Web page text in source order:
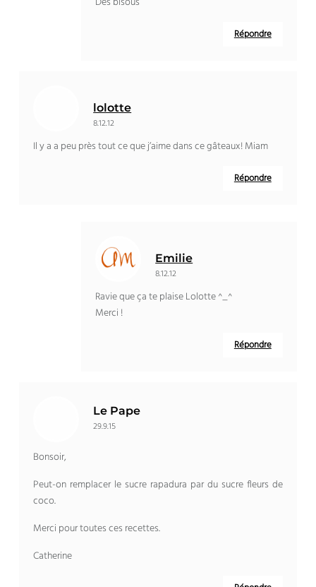
Répondre
lolotte
8.12.12
Il y a a peu près tout ce que j’aime dans ce gâteaux! Miam
Répondre
Emilie
8.12.12
Ravie que ça te plaise Lolotte ^_^
Merci !
Répondre
Le Pape
29.9.15
Bonsoir,
Peut-on remplacer le sucre rapadura par du sucre fleurs de
coco.
Merci pour toutes ces recettes.
Catherine